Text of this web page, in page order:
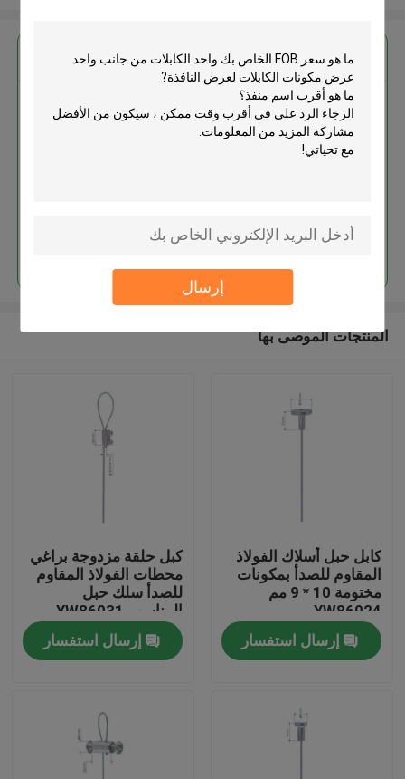
إرسال
احصل على افضل سعر ل
واحد الكابلات من جانب واحد عرض
مكونات الكابلات لعرض النافذة
استمر
المنتجات الموصى بها
كابل حبل أسلاك الفولاذ
المقاوم للصدأ بمكونات
مختومة 10 * 9 مم
YW86024
إرسال استفسار
كبل حلقة مزدوجة براغي
محطات الفولاذ المقاوم
للصدأ سلك حبل
المناسب YW86031
إرسال استفسار